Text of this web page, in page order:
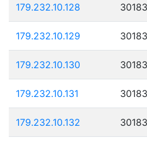
179.232.10.128
179.232.10.129
179.232.10.130
179.232.10.131
179.232.10.132